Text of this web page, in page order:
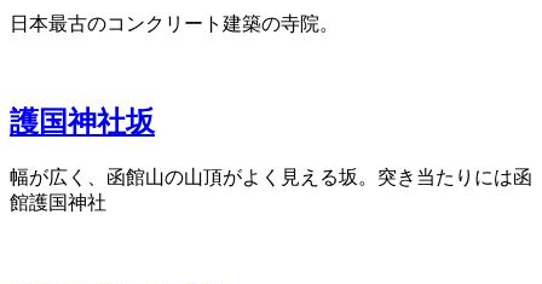
日本最古のコンクリート建築の寺院。
護国神社坂
幅が広く、函館山の山頂がよく見える坂。突き当たりには函
館護国神社